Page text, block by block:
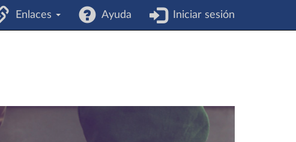
Enlaces Ayuda Iniciar sesión